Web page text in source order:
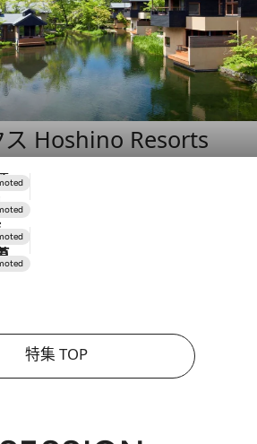
ス Hoshino Resorts
特集 TOP